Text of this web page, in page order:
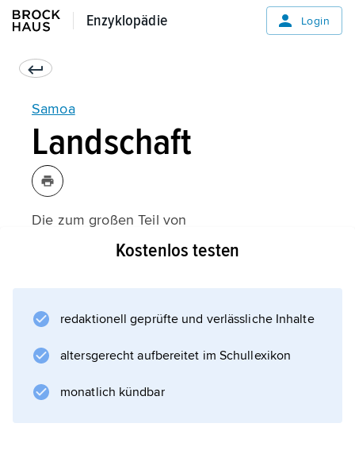
Enzyklopädie
Enzyklopädie Login
Samoa
Landschaft
Die zum großen Teil von
Ergussgesteinen und Tuffen. Das Innere
nehmen stark zerklüftete Gebirge (im Silisili
Savaii
Kostenlos testen
redaktionell geprüfte und verlässliche Inhalte
altersgerecht aufbereitet im Schullexikon
monatlich kündbar